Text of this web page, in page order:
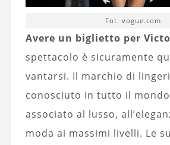
Fot. vogue.com
Avere un biglietto per
spettacolo è sicuramente
vantarsi. Il marchio di
conosciuto in tutto il
associato al lusso,
moda ai massimi livelli. Le